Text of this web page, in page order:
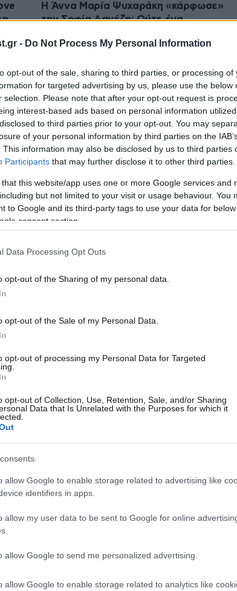
- Do Not Process My Personal Information
opt-out of the sale, sharing to third parties, or processing of
for targeted advertising by us, please use the below
selection. Please note that after your opt-out request is
interest-based ads based on personal information
to third parties prior to your opt-out. You may
of your personal information by third parties on the
This information may also be disclosed by us to third parties
Participants that may further disclose it to other third parties.
that this website/app uses one or more Google services and
but not limited to your visit or usage behaviour. You
to Google and its third-party tags to use your data for
consent section.
Data Processing Opt Outs
opt-out of the Sharing of my personal data.
opt-out of the Sale of my Personal Data.
opt-out of processing my Personal Data for Targeted
opt-out of Collection, Use, Retention, Sale, and/or Sharing
Data that Is Unrelated with the Purposes for which it
allow Google to enable storage related to advertising like
identifiers in apps.
allow my user data to be sent to Google for online
allow Google to send me personalized advertising.
allow Google to enable storage related to analytics like
Η Άννα Μαρία Ψυχαράκη «κάρφωσε»
την Σοφία Δανέζη: Ούτε ένα
έκανε
22·04·2021 14:38
Ο Δημήτρης Κεχαγιάς δεν έχει σχέση
με την Σοφία Δανέζη μετά το τέλος
τη ζωή του»